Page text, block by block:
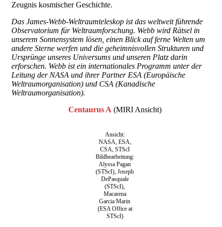
Zeugnis kosmischer Geschichte.
Das James-Webb-Weltraumteleskop ist das weltweit führende
Observatorium für Weltraumforschung. Webb wird Rätsel in
unserem Sonnensystem lösen, einen Blick auf ferne Welten um
andere Sterne werfen und die geheimnisvollen Strukturen und
Ursprünge unseres Universums und unseren Platz darin
erforschen. Webb ist ein internationales Programm unter der
Leitung der NASA und ihrer Partner ESA (Europäische
Weltraumorganisation) und CSA (Kanadische
Weltraumorganisation).
Centaurus A (MIRI Ansicht)
Ansicht:
NASA, ESA,
CSA, STScI
Bildbearbeitung:
Alyssa Pagan
(STScI), Joseph
DePasquale
(STScI),
Macarena
Garcia Marin
(ESA Office at
STScI)